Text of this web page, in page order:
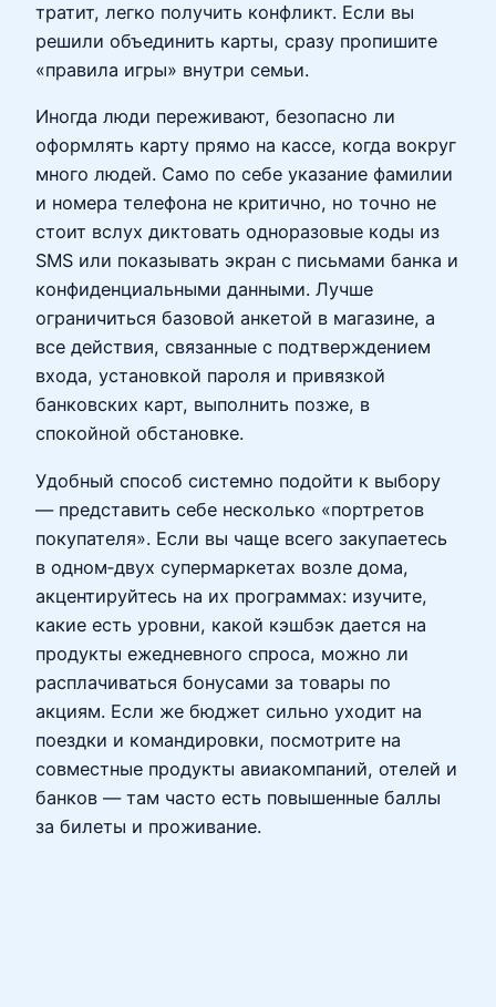
тратит, легко получить конфликт. Если вы
решили объединить карты, сразу пропишите
«правила игры» внутри семьи.
Иногда люди переживают, безопасно ли
оформлять карту прямо на кассе, когда вокруг
много людей. Само по себе указание фамилии
и номера телефона не критично, но точно не
стоит вслух диктовать одноразовые коды из
SMS или показывать экран с письмами банка и
конфиденциальными данными. Лучше
ограничиться базовой анкетой в магазине, а
все действия, связанные с подтверждением
входа, установкой пароля и привязкой
банковских карт, выполнить позже, в
спокойной обстановке.
Удобный способ системно подойти к выбору
— представить себе несколько «портретов
покупателя». Если вы чаще всего закупаетесь
в одном‑двух супермаркетах возле дома,
акцентируйтесь на их программах: изучите,
какие есть уровни, какой кэшбэк дается на
продукты ежедневного спроса, можно ли
расплачиваться бонусами за товары по
акциям. Если же бюджет сильно уходит на
поездки и командировки, посмотрите на
совместные продукты авиакомпаний, отелей и
банков — там часто есть повышенные баллы
за билеты и проживание.